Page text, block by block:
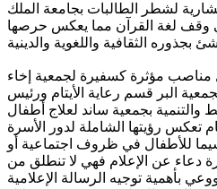
لشطر الطالبات بجامعة الملك
وقف لغة القرآن مما يعكس حرصها
مؤثرة كسفيرة لجمعية إخاء
البر قسم رعاية الأيتام ورئيس
بجمعية ساند لعلاج أطفال
رؤيتها الشاملة لدور الأسرة
للأطفال في ظروف اجتماعية أو
دعاء عن الإعلام فهي لا تنطلق من
بأهمية توجيه الرسالة الإعلامية